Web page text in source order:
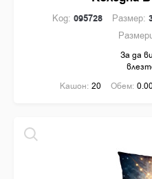
Код: 095728 Размер:
За да
Кашон: 20 Обем: